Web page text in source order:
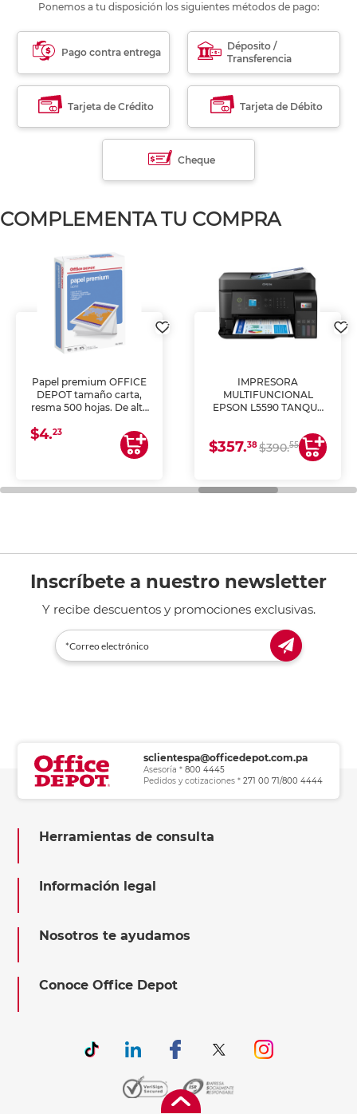
Ponemos a tu disposición los siguientes métodos de pago:
Pago contra entrega
Déposito /
Transferencia
Tarjeta de Crédito Tarjeta de Débito
Cheque
COMPLEMENTA TU COMPRA
Papel premium OFFICE
DEPOT tamaño carta,
resma 500 hojas. De alta
uniforme, ideal para
impresoras de inyección
de tinta y láser,
general de oficina.
$4.23
IMPRESORA
MULTIFUNCIONAL
EPSON L5590 TANQUE
COPIA Y ESCANEA)
$357.38$390.55
Inscríbete a nuestro newsletter
Y recibe descuentos y promociones exclusivas.
sclientespa@officedepot.com.pa
Asesoría * 800 4445
Pedidos y cotizaciones * 271 00 71/800 4444
Herramientas de consulta
Información legal
Nosotros te ayudamos
Conoce Office Depot